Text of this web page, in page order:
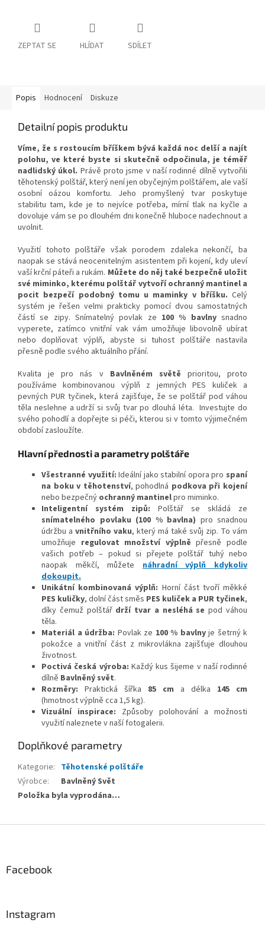
ZEPTAT SE HLÍDAT SDÍLET
Popis Hodnocení Diskuze
Detailní popis produktu
Víme, že s rostoucím bříškem bývá každá noc delší a najít
polohu, ve které byste si skutečně odpočinula, je téměř
nadlidský úkol. Právě proto jsme v naší rodinné dílně vytvořili
těhotenský polštář, který není jen obyčejným polštářem, ale vaší
osobní oázou komfortu. Jeho promyšlený tvar poskytuje
stabilitu tam, kde je to nejvíce potřeba, mírní tlak na kyčle a
dovoluje vám se po dlouhém dni konečně hluboce nadechnout a
uvolnit.
Využití tohoto polštáře však porodem zdaleka nekončí, ba
naopak se stává neocenitelným asistentem při kojení, kdy uleví
vaší krční páteři a rukám. Můžete do něj také bezpečně uložit
své miminko, kterému polštář vytvoří ochranný mantinel a
pocit bezpečí podobný tomu u maminky v bříšku. Celý
systém je řešen velmi prakticky pomocí dvou samostatných
částí se zipy. Snímatelný povlak ze 100 % bavlnysnadno
vyperete, zatímco vnitřní vak vám umožňuje libovolně ubírat
nebo doplňovat výplň, abyste si tuhost polštáře nastavila
přesně podle svého aktuálního přání.
Kvalita je pro nás v Bavlněném světě prioritou, proto
používáme kombinovanou výplň z jemných PES kuliček a
pevných PUR tyčinek, která zajišťuje, že se polštář pod váhou
těla neslehne a udrží si svůj tvar po dlouhá léta. Investujte do
svého pohodlí a dopřejte si péči, kterou si v tomto výjimečném
období zasloužíte.
Hlavní přednosti a parametry polštáře
Všestranné využití: Ideální jako stabilní opora pro spaní
na boku v těhotenství, pohodlná podkova při kojení
nebo bezpečný ochranný mantinelpro miminko.
Inteligentní systém zipů: Polštář se skládá ze
snímatelného povlaku (100 % bavlna) pro snadnou
údržbu a vnitřního vaku, který má také svůj zip. To vám
umožňuje regulovat množství výplně přesně podle
vašich potřeb – pokud si přejete polštář tuhý nebo
naopak měkčí, můžetenáhradní výplň kdykoliv
dokoupit.
Unikátní kombinovaná výplň: Horní část tvoří měkké
PES kuličky, dolní část směs PES kuliček a PUR tyčinek,
díky čemuž polštář drží tvar a nesléhá se pod váhou
těla.
Materiál a údržba: Povlak ze 100 % bavlnyje šetrný k
pokožce a vnitřní část z mikrovlákna zajišťuje dlouhou
životnost.
Poctivá česká výroba: Každý kus šijeme v naší rodinné
dílně Bavlněný svět.
Rozměry: Praktická šířka 85 cm a délka 145 cm
(hmotnost výplně cca 1,5 kg).
Vizuální inspirace: Způsoby polohování a možnosti
využití naleznete v naší fotogalerii.
Doplňkové parametry
Kategorie: Těhotenské polštáře
Výrobce:
Bavlněný Svět
Položka byla vyprodána…
Facebook
Instagram